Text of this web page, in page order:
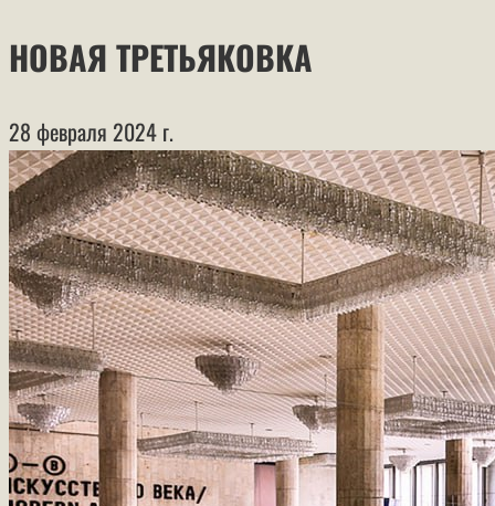
НОВАЯ ТРЕТЬЯКОВКА
28 февраля 2024 г.